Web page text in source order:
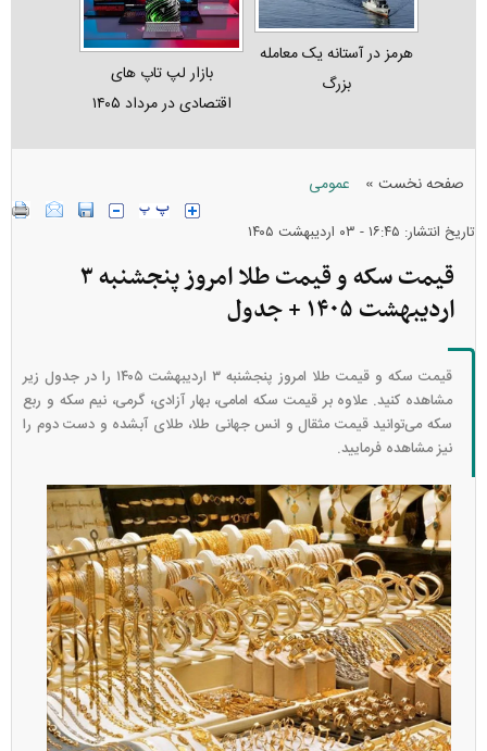
هرمز در آستانه یک معامله
بزرگ
بازار لپ‌ تاپ‌ های
اقتصادی در مرداد ۱۴۰۵
صفحه نخست » عمومی
تاریخ انتشار: ۱۶:۴۵ - ۰۳ ارديبهشت ۱۴۰۵
قیمت سکه و قیمت طلا امروز پنجشنبه ۳
اردیبهشت ۱۴۰۵ + جدول
قیمت سکه و قیمت طلا امروز پنجشنبه ۳ اردیبهشت ۱۴۰۵ را در جدول زیر
مشاهده کنید. علاوه بر قیمت سکه امامی، بهار آزادی، گرمی، نیم سکه و ربع
سکه می‌توانید قیمت مثقال و انس جهانی طلا، طلای آبشده و دست دوم را
نیز مشاهده فرمایید.